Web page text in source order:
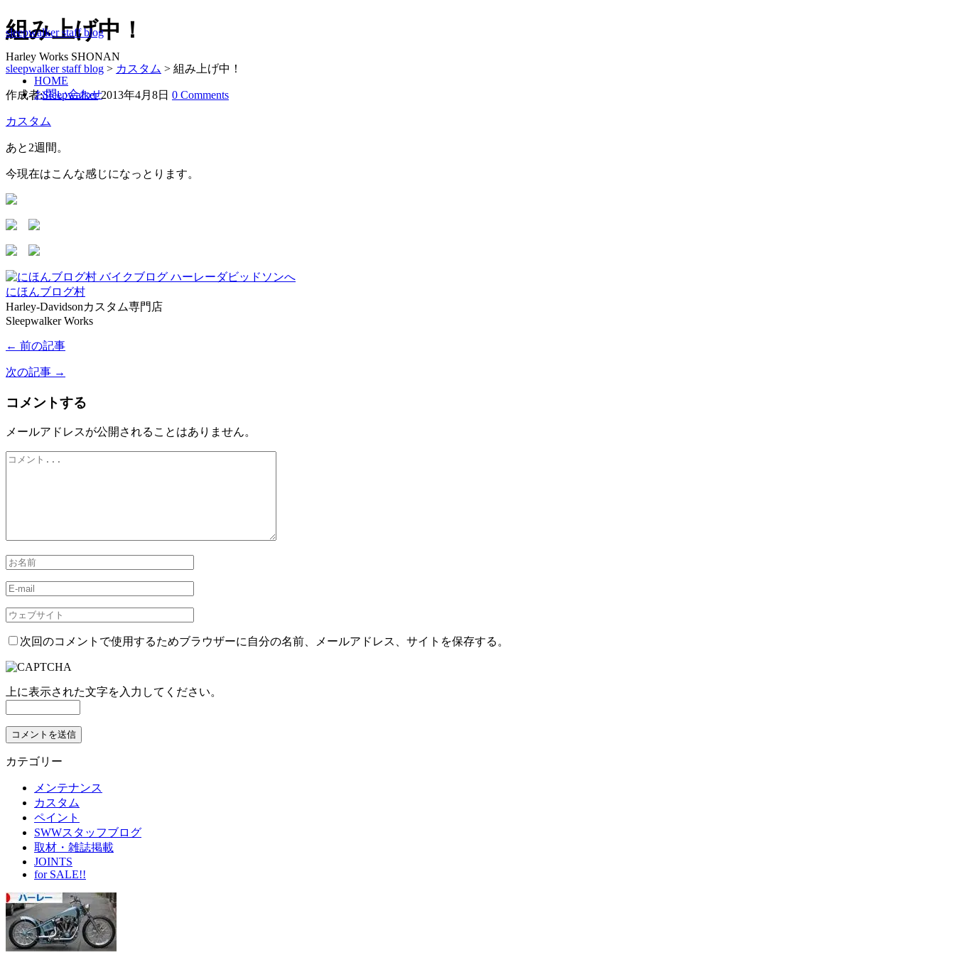
sleepwalker staff blog
Harley Works SHONAN
HOME
お問い合わせ
組み上げ中！
sleepwalker staff blog > カスタム > 組み上げ中！
作成者:Sleepwalker 2013年4月8日 0 Comments
カスタム
あと2週間。
今現在はこんな感じになっとります。
にほんブログ村
Harley-Davidsonカスタム専門店
Sleepwalker Works
← 前の記事
次の記事 →
コメントする
メールアドレスが公開されることはありません。
次回のコメントで使用するためブラウザーに自分の名前、メールアドレス、サイトを保存する。
上に表示された文字を入力してください。
カテゴリー
メンテナンス
カスタム
ペイント
SWWスタッフブログ
取材・雑誌掲載
JOINTS
for SALE!!